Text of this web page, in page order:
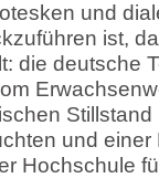
und
ist,
die deutsche
und einer
Hochschule